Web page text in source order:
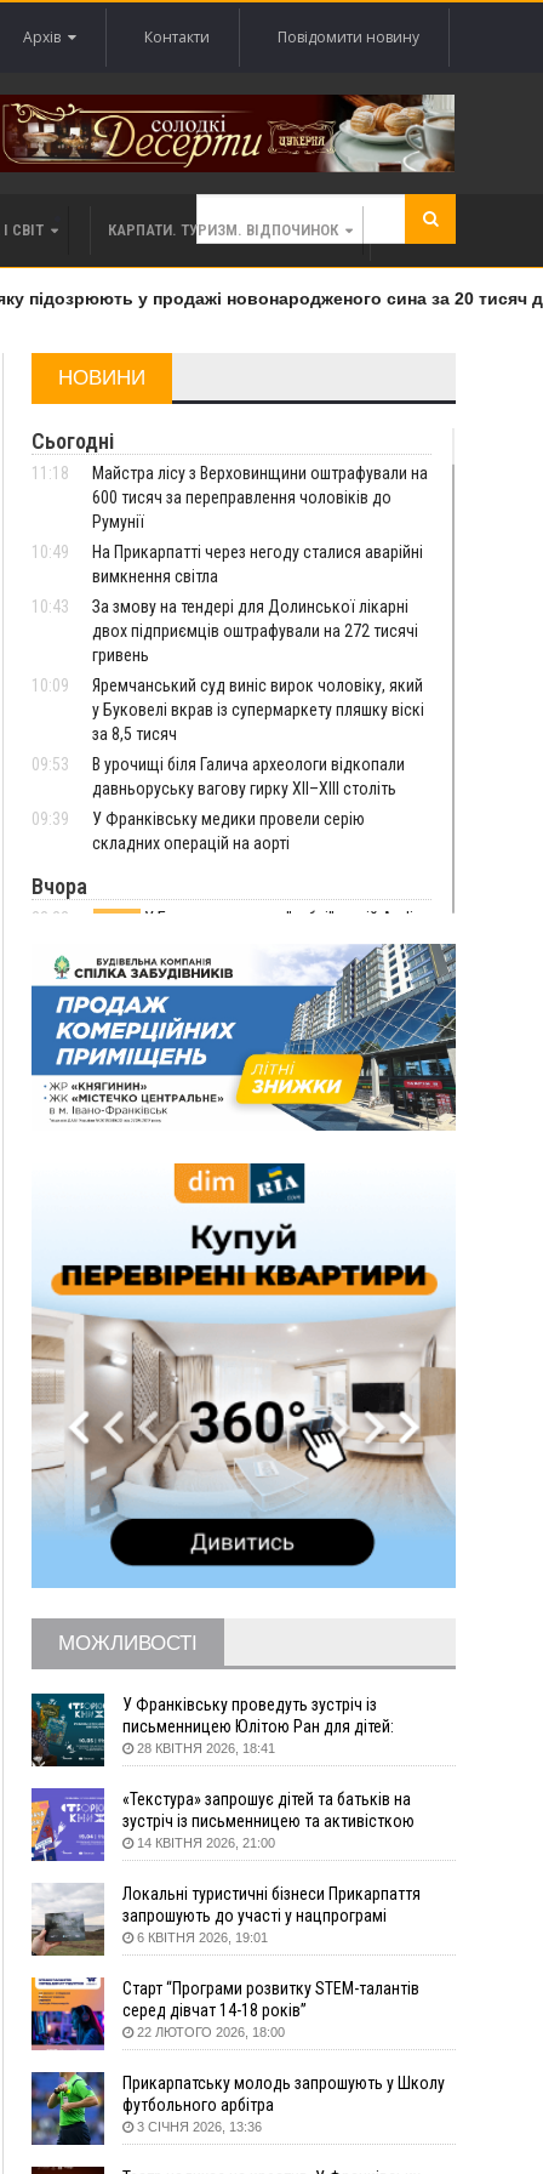
Архів Контакти Повідомити новину
СВІТ КАРПАТИ. ТУРИЗМ. ВІДПОЧИНОК
у продажі новонародженого сина за 20 тисяч
НОВИНИ
Сьогодні
11:18
Майстра лісу з Верховинщини оштрафували на
600 тисяч за переправлення чоловіків до
Румунії
10:49
На Прикарпатті через негоду сталися аварійні
вимкнення світла
10:43
За змову на тендері для Долинської лікарні
двох підприємців оштрафували на 272 тисячі
гривень
10:09
Яремчанський суд виніс вирок чоловіку, який
у Буковелі вкрав із супермаркету пляшку віскі
за 8,5 тисяч
09:53
В урочищі біля Галича археологи відкопали
давньоруську вагову гирку XII–XIII століть
09:39
У Франківську медики провели серію
складних операцій на аорті
Вчора
22:22 ФОТО У Богородчанах на "зебрі" водій Audi
наїхав на хлопчика з велосипедом
21:01
Загальна площа всіх книгарень України - трохи
більше ніж 6 футбольних полів
20:47
На "зебрі" у Франківську два мотоциклісти
збили жінку
18:55
Прикарпаття серед лідерів за будівництвом
новобудов і рекордсмен за зростанням цін на
Де безпечно купатися на Прикарпатті?
У Франківську дружина загиблого воїна
підтримувати військових та їхні сім'ї
15:57
У Коломиї на одній з вулиць встановлять
комплекс автоматичної фіксації швидкості
15:29
Війна забрала життя трьох воїнів з
Прикарпаття
15:00
На Закарпатті викрили масштабну схему
незаконного виключення
військовозобов’язаних з обліку
14:31
«Багато питань буде знято». На громадських
слуханнях в Яремче обговорили, як вирішити
питання джипінгу в Карпатах
5 «тихих» хвороб, які виявляє профілактичне
обстеження
13:30
ФОТО На Надрічній тривають останні
приготування до нового руху
12:57
У Франківську зафіксували найбільшу спеку за
всю історію спостережень
12:24
Лікування наркоманії Київ: чому важливо
розпочати терапію якомога раніше
12:00
Франківця, який у Косові викрав за магазину
5 років
11:50
Податкова передасть в Міноборони для
"Оберегу" дані про чоловіків 18–60 років
11:20
Водійка, яку на Сухомлинського побив інший
керманич, відмовилася від обвинувачення —
справу закрили
серпня зафіксували рекордну спеку
10:02
Змушував надсилати інтимні фото: на
Прикарпатті затримали підозрюваного у
розбещенні малолітньої
09:22
АМКУ розпочав справу проти Гвіздецької
селищної ради через різні ставки земельного
податку
МОЖЛИВОСТІ
У Франківську проведуть зустріч із
письменницею Юлітою Ран для дітей:
говоритимуть про серію книг про Мавку
28 КВІТНЯ 2026, 18:41
«Текстура» запрошує дітей та батьків на
зустріч із письменницею та активісткою
Анною Повх
14 КВІТНЯ 2026, 21:00
Локальні туристичні бізнеси Прикарпаття
запрошують до участі у нацпрограмі
«Подорож до себе»
6 КВІТНЯ 2026, 19:01
Старт “Програми розвитку STEM-талантів
серед дівчат 14-18 років”
22 ЛЮТОГО 2026, 18:00
Прикарпатську молодь запрошують у Школу
футбольного арбітра
3 СІЧНЯ 2026, 13:36